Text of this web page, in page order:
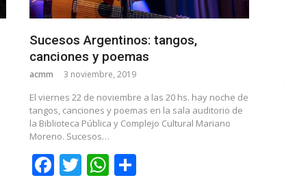
Sucesos Argentinos: tangos,
canciones y poemas
acmm 3 noviembre, 2019
El viernes 22 de noviembre a las 20 hs. hay noche de
tangos, canciones y poemas en la sala auditorio de
la Biblioteca Pública y Complejo Cultural Mariano
Moreno. Sucesos…
Facebook
Twitter
WhatsApp
Share